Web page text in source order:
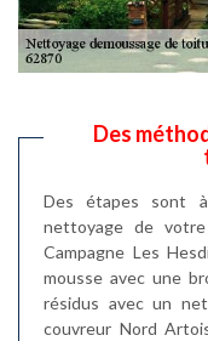
Des
Des étapes sont
nettoyage de
Campagne Les
mousse avec une
résidus avec un
couvreur Nord